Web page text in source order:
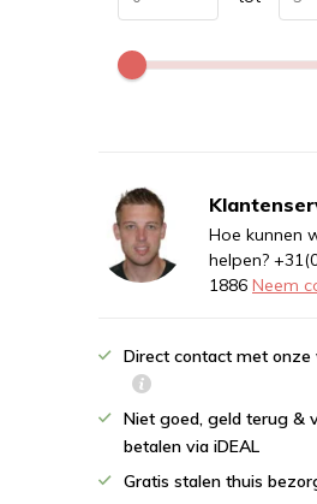
Hoe kunnen
helpen?
1886 Neem
Direct contact met onze
Niet goed, geld terug &
betalen via iDEAL
Gratis stalen thuis